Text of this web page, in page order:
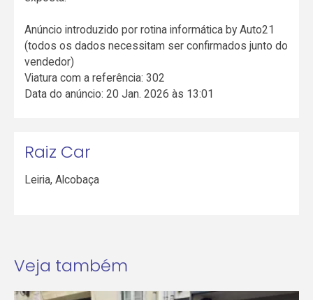
Anúncio introduzido por rotina informática by Auto21
(todos os dados necessitam ser confirmados junto do
vendedor)
Viatura com a referência: 302
Data do anúncio: 20 Jan. 2026 às 13:01
Raiz Car
Leiria,Alcobaça
Veja também